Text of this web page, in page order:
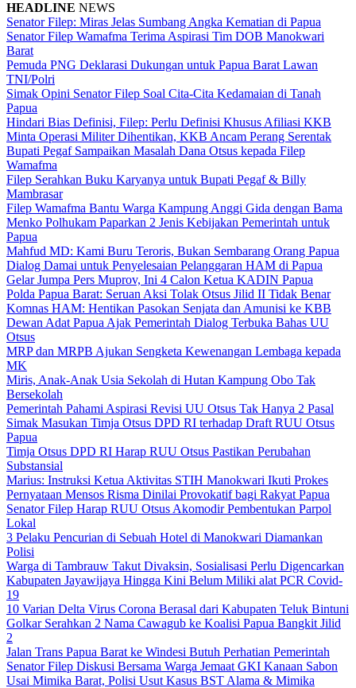
HEADLINE NEWS
Senator Filep: Miras Jelas Sumbang Angka Kematian di Papua
Senator Filep Wamafma Terima Aspirasi Tim DOB Manokwari
Barat
Pemuda PNG Deklarasi Dukungan untuk Papua Barat Lawan
TNI/Polri
Simak Opini Senator Filep Soal Cita-Cita Kedamaian di Tanah
Papua
Hindari Bias Definisi, Filep: Perlu Definisi Khusus Afiliasi KKB
Minta Operasi Militer Dihentikan, KKB Ancam Perang Serentak
Bupati Pegaf Sampaikan Masalah Dana Otsus kepada Filep
Wamafma
Filep Serahkan Buku Karyanya untuk Bupati Pegaf & Billy
Mambrasar
Filep Wamafma Bantu Warga Kampung Anggi Gida dengan Bama
Menko Polhukam Paparkan 2 Jenis Kebijakan Pemerintah untuk
Papua
Mahfud MD: Kami Buru Teroris, Bukan Sembarang Orang Papua
Dialog Damai untuk Penyelesaian Pelanggaran HAM di Papua
Gelar Jumpa Pers Muprov, Ini 4 Calon Ketua KADIN Papua
Polda Papua Barat: Seruan Aksi Tolak Otsus Jilid II Tidak Benar
Komnas HAM: Hentikan Pasokan Senjata dan Amunisi ke KBB
Dewan Adat Papua Ajak Pemerintah Dialog Terbuka Bahas UU
Otsus
MRP dan MRPB Ajukan Sengketa Kewenangan Lembaga kepada
MK
Miris, Anak-Anak Usia Sekolah di Hutan Kampung Obo Tak
Bersekolah
Pemerintah Pahami Aspirasi Revisi UU Otsus Tak Hanya 2 Pasal
Simak Masukan Timja Otsus DPD RI terhadap Draft RUU Otsus
Papua
Timja Otsus DPD RI Harap RUU Otsus Pastikan Perubahan
Substansial
Marius: Instruksi Ketua Aktivitas STIH Manokwari Ikuti Prokes
Pernyataan Mensos Risma Dinilai Provokatif bagi Rakyat Papua
Senator Filep Harap RUU Otsus Akomodir Pembentukan Parpol
Lokal
3 Pelaku Pencurian di Sebuah Hotel di Manokwari Diamankan
Polisi
Warga di Tambrauw Takut Divaksin, Sosialisasi Perlu Digencarkan
Kabupaten Jayawijaya Hingga Kini Belum Miliki alat PCR Covid-
19
10 Varian Delta Virus Corona Berasal dari Kabupaten Teluk Bintuni
Golkar Serahkan 2 Nama Cawagub ke Koalisi Papua Bangkit Jilid
2
Jalan Trans Papua Barat ke Windesi Butuh Perhatian Pemerintah
Senator Filep Diskusi Bersama Warga Jemaat GKI Kanaan Sabon
Usai Mimika Barat, Polisi Usut Kasus BST Alama & Mimika